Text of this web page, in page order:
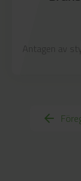
Antagen av
arrow_back